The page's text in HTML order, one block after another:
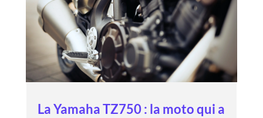
La Yamaha TZ750 : la moto qui a